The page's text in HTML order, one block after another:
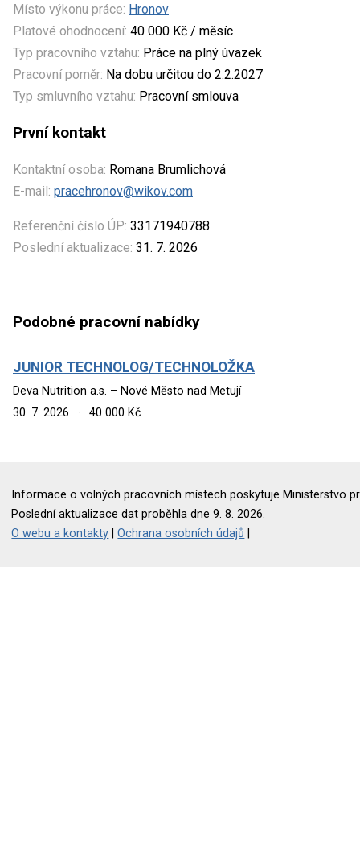
Místo výkonu práce: Hronov
Platové ohodnocení: 40 000 Kč / měsíc
Typ pracovního vztahu: Práce na plný úvazek
Pracovní poměr: Na dobu určitou do 2.2.2027
Typ smluvního vztahu: Pracovní smlouva
První kontakt
Kontaktní osoba: Romana Brumlichová
E-mail: pracehronov@wikov.com
Referenční číslo ÚP: 33171940788
Poslední aktualizace: 31. 7. 2026
Podobné pracovní nabídky
JUNIOR TECHNOLOG/TECHNOLOŽKA
Deva Nutrition a.s. – Nové Město nad Metují
30. 7. 2026
· 40 000 Kč
Informace o volných pracovních místech poskytuje Ministerstvo
Poslední aktualizace dat proběhla dne 9. 8. 2026.
O webu a kontakty |Ochrana osobních údajů